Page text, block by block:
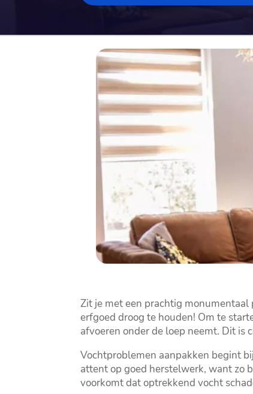
Zit je met een prachtig monumentaal
erfgoed droog te houden! Om te
afvoeren onder de loep neemt.​ Dit is
Vochtproblemen aanpakken begint
attent op goed herstelwerk, want zo
voorkomt dat optrekkend vocht